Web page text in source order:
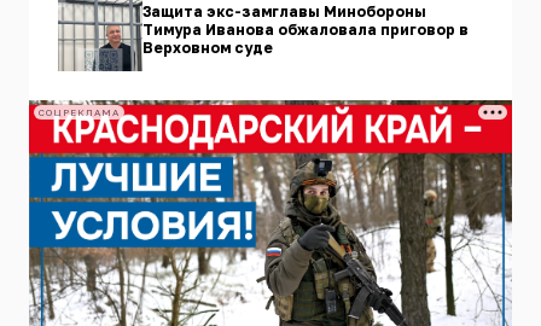
Защита экс-замглавы Минобороны
Тимура Иванова обжаловала приговор в
Верховном суде
СОЦРЕКЛАМА